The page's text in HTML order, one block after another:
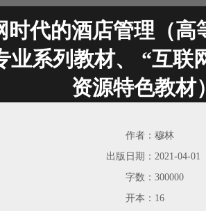
时代的酒店管理（
业系列教材、 “互联
资源特色教材
作者： 穆林
出版日期： 2021-04-01
字数： 300000
开本： 16